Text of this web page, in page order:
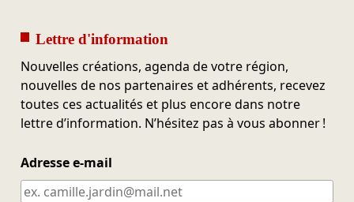
Lettre d'information
Nouvelles créations, agenda de votre région,
nouvelles de nos partenaires et adhérents, recevez
toutes ces actualités et plus encore dans notre
lettre d’information. N’hésitez pas à vous abonner !
Adresse e-mail